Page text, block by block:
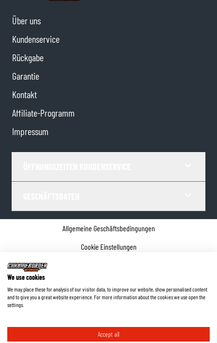
Über uns
Kundenservice
Rückgabe
Garantie
Kontakt
Affiliate-Programm
Impressum
Allgemeine Geschäftsbedingungen
Cookie Einstellungen
©2026ChromeBurner - Alle Rechte vorbehalten.
We use cookies
We may place these for analysis of our visitor data, to improve our website, show personalised content
and to give you a great website experience. For more information about the cookies we use open the
settings.
Accept all